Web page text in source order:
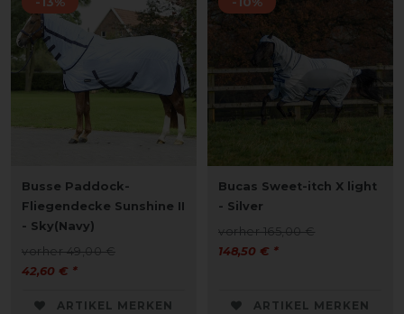
Busse Paddock-
Fliegendecke Sunshine II
- Sky(Navy)
vorher 49,00 €
42,60 € *
ARTIKEL MERKEN
Bucas Sweet-itch X light
- Silver
vorher 165,00 €
148,50 € *
ARTIKEL MERKEN